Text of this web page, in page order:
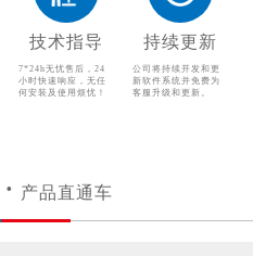
技术指导
7*24h无忧售后，24
小时快速响应，无任
何安装及使用烦忧！
持续更新
公司将持续开发和更
新软件系统并免费为
客服升级和更新。
产品直通车